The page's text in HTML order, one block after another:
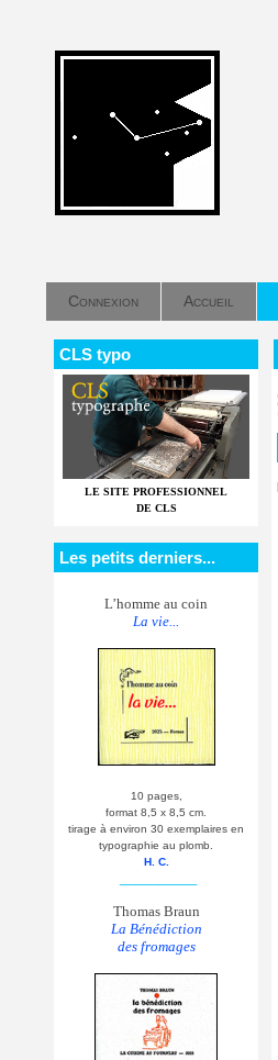
Connexion Accueil
CLS typo
LE SITE PROFESSIONNEL
DE CLS
Les petits derniers...
L’homme au coin
La vie...
10 pages,
format 8,5 x 8,5 cm.
tirage à environ 30 exemplaires en
typographie au plomb.
H. C.
Thomas Braun
La Bénédiction
des fromages